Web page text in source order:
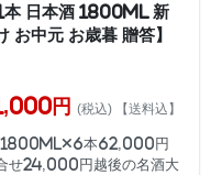
本 日本酒 1800ml 新
お中元 お歳暮 贈答】
円 (税込) 【送料込】
1800ml×6本62,000円
せ24,000円越後の名酒大